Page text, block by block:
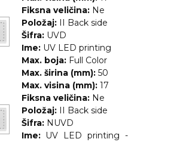
Fiksna veličina: Ne
Položaj:
II Back side
Šifra: UVD
Ime: UV LED printing
Max. boja: Full Color
Max. širina (mm): 50
Max. visina (mm): 17
Fiksna veličina: Ne
Položaj:
II Back side
Šifra: NUVD
Ime: UV LED printing -